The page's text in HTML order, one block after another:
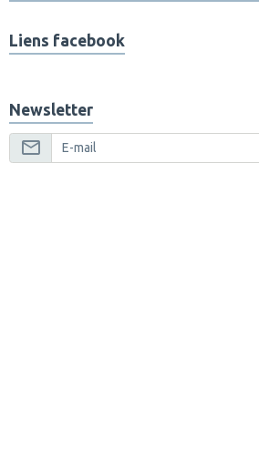
Liens facebook
Newsletter